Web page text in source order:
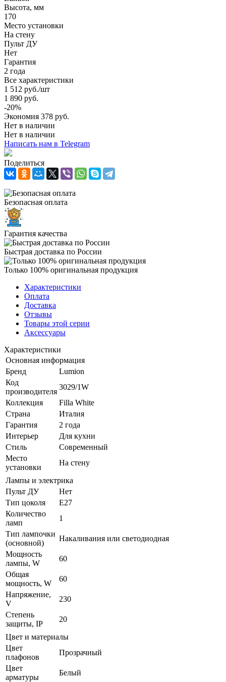
Высота, мм
170
Место установки
На стену
Пульт ДУ
Нет
Гарантия
2 года
Все характеристики
1 512 руб./шт
1 890 руб.
-20%
Экономия 378 руб.
Нет в наличии
Нет в наличии
Написать нам в Telegram
Поделиться
Безопасная оплата
Гарантия качества
Быстрая доставка по России
Только 100% оригинальная продукция
Характеристики
Оплата
Доставка
Отзывы
Товары этой серии
Аксессуары
Характеристики
Основная информация
Бренд
Lumion
Код
производителя
3029/1W
Коллекция
Filla White
Страна
Италия
Гарантия
2 года
Интерьер
Для кухни
Стиль
Современный
Место
установки
На стену
Лампы и электрика
Пульт ДУ
Нет
Тип цоколя
E27
Количество
ламп
1
Тип лампочки
(основной)
Накаливания или светодиодная
Мощность
лампы, W
60
Общая
мощность, W
60
Напряжение,
V
230
Степень
защиты, IP
20
Цвет и материалы
Цвет
плафонов
Прозрачный
Цвет
арматуры
Белый